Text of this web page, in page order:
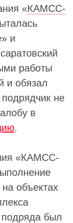
«КАМСС-
и
работы
и обязал
не
в
.
«КАМСС-
объектах
подряда был